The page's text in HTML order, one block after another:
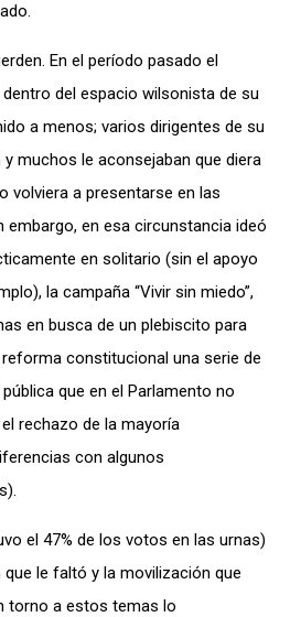
En el período pasado el
del espacio wilsonista de su
a menos; varios dirigentes de su
muchos le aconsejaban que diera
volviera a presentarse en las
embargo, en esa circunstancia ideó
en solitario (sin el apoyo
la campaña “Vivir sin miedo”,
en busca de un plebiscito para
constitucional una serie de
que en el Parlamento no
rechazo de la mayoría
con algunos
el 47% de los votos en las urnas)
le faltó y la movilización que
torno a estos temas lo